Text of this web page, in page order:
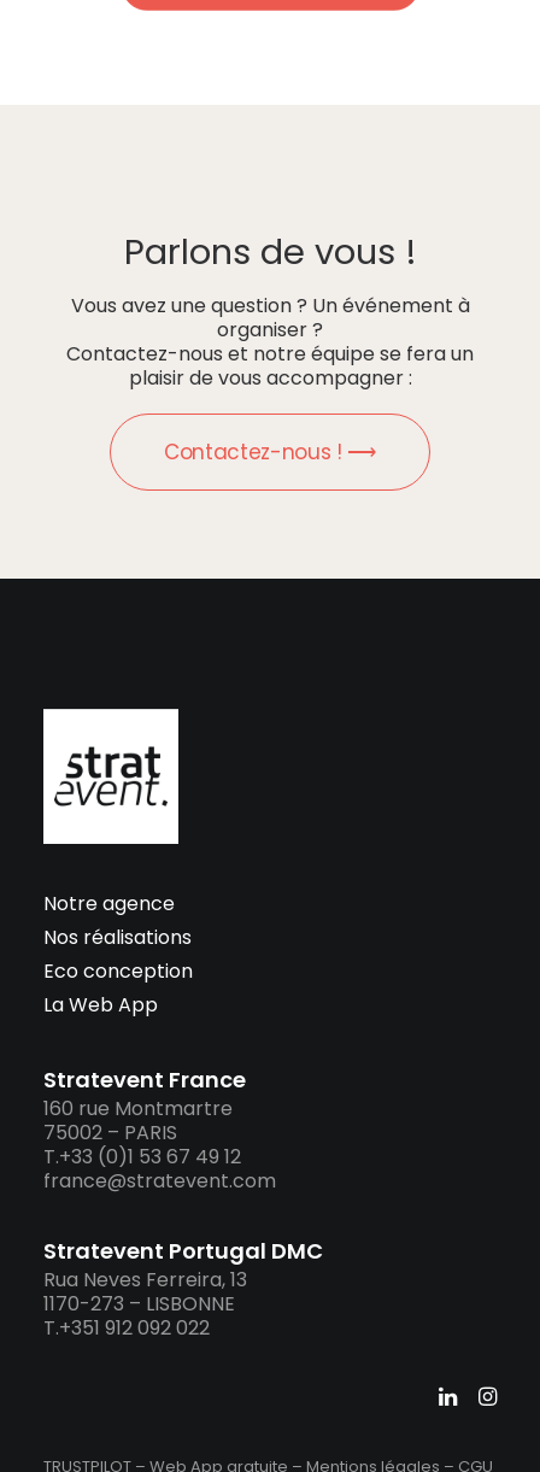
Parlons de vous !
Vous avez une question ? Un événement à
organiser ?
Contactez-nous et notre équipe se fera un
plaisir de vous accompagner :
Contactez-nous ! ⟶
Notre agence
Nos réalisations
Eco conception
La Web App
Stratevent France
160 rue Montmartre
75002 – PARIS
T.+33 (0)1 53 67 49 12
france@stratevent.com
Stratevent Portugal DMC
Rua Neves Ferreira, 13
1170-273 – LISBONNE
T.+351 912 092 022
TRUSTPILOT – Web App gratuite – Mentions légales – CGU